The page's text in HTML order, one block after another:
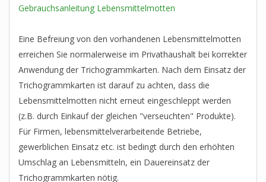
Gebrauchsanleitung Lebensmittelmotten
Eine Befreiung von den vorhandenen Lebensmittelmotten
erreichen Sie normalerweise im Privathaushalt bei korrekter
Anwendung der Trichogrammkarten. Nach dem Einsatz der
Trichogrammkarten ist darauf zu achten, dass die
Lebensmittelmotten nicht erneut eingeschleppt werden
(z.B. durch Einkauf der gleichen "verseuchten" Produkte).
Für Firmen, lebensmittelverarbeitende Betriebe,
gewerblichen Einsatz etc. ist bedingt durch den erhöhten
Umschlag an Lebensmitteln, ein Dauereinsatz der
Trichogrammkarten nötig.